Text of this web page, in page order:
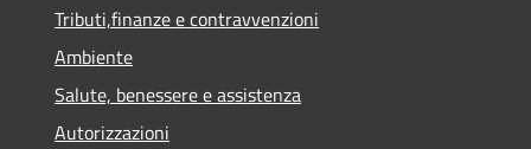
Tributi,finanze e contravvenzioni
Ambiente
Salute, benessere e assistenza
Autorizzazioni